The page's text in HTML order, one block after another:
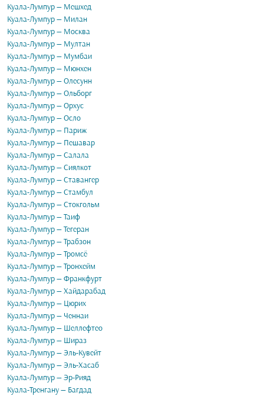
Куала-Лумпур — Мешхед
Куала-Лумпур — Милан
Куала-Лумпур — Москва
Куала-Лумпур — Мултан
Куала-Лумпур — Мумбаи
Куала-Лумпур — Мюнхен
Куала-Лумпур — Олесунн
Куала-Лумпур — Ольборг
Куала-Лумпур — Орхус
Куала-Лумпур — Осло
Куала-Лумпур — Париж
Куала-Лумпур — Пешавар
Куала-Лумпур — Салала
Куала-Лумпур — Сиялкот
Куала-Лумпур — Ставангер
Куала-Лумпур — Стамбул
Куала-Лумпур — Стокгольм
Куала-Лумпур — Таиф
Куала-Лумпур — Тегеран
Куала-Лумпур — Трабзон
Куала-Лумпур — Тромсё
Куала-Лумпур — Тронхейм
Куала-Лумпур — Франкфурт
Куала-Лумпур — Хайдарабад
Куала-Лумпур — Цюрих
Куала-Лумпур — Ченнаи
Куала-Лумпур — Шеллефтео
Куала-Лумпур — Шираз
Куала-Лумпур — Эль-Кувейт
Куала-Лумпур — Эль-Хасаб
Куала-Лумпур — Эр-Рияд
Куала-Тренгану — Багдад